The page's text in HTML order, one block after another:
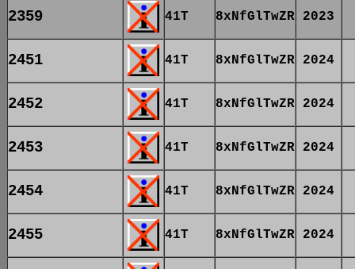
2359 41T 8xNfGlTwZR 2023
2451 41T 8xNfGlTwZR 2024
2452 41T 8xNfGlTwZR 2024
2453 41T 8xNfGlTwZR 2024
2454 41T 8xNfGlTwZR 2024
2455 41T 8xNfGlTwZR 2024